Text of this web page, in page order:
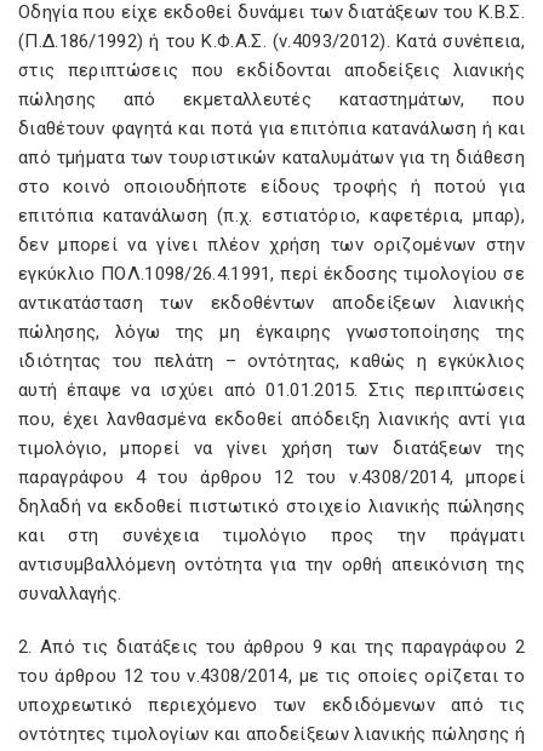
Οδηγία που είχε εκδοθεί δυνάμει των διατάξεων του Κ.Β.Σ.
(Π.Δ.186/1992) ή του Κ.Φ.Α.Σ. (ν.4093/2012). Κατά συνέπεια,
στις περιπτώσεις που εκδίδονται αποδείξεις λιανικής
πώλησης από εκμεταλλευτές καταστημάτων, που
διαθέτουν φαγητά και ποτά για επιτόπια κατανάλωση ή και
από τμήματα των τουριστικών καταλυμάτων για τη διάθεση
στο κοινό οποιουδήποτε είδους τροφής ή ποτού για
επιτόπια κατανάλωση (π.χ. εστιατόριο, καφετέρια, μπαρ),
δεν μπορεί να γίνει πλέον χρήση των οριζομένων στην
εγκύκλιο ΠΟΛ.1098/26.4.1991, περί έκδοσης τιμολογίου σε
αντικατάσταση των εκδοθέντων αποδείξεων λιανικής
πώλησης, λόγω της μη έγκαιρης γνωστοποίησης της
ιδιότητας του πελάτη – οντότητας, καθώς η εγκύκλιος
αυτή έπαψε να ισχύει από 01.01.2015. Στις περιπτώσεις
που, έχει λανθασμένα εκδοθεί απόδειξη λιανικής αντί για
τιμολόγιο, μπορεί να γίνει χρήση των διατάξεων της
παραγράφου 4 του άρθρου 12 του ν.4308/2014, μπορεί
δηλαδή να εκδοθεί πιστωτικό στοιχείο λιανικής πώλησης
και στη συνέχεια τιμολόγιο προς την πράγματι
αντισυμβαλλόμενη οντότητα για την ορθή απεικόνιση της
συναλλαγής.
2. Από τις διατάξεις του άρθρου 9 και της παραγράφου 2
του άρθρου 12 του ν.4308/2014, με τις οποίες ορίζεται το
υποχρεωτικό περιεχόμενο των εκδιδόμενων από τις
οντότητες τιμολογίων και αποδείξεων λιανικής πώλησης ή